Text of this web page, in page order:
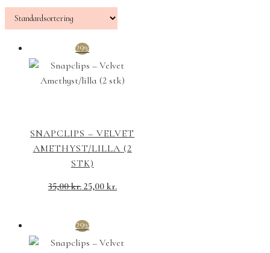
29%
SNAPCLIPS – VELVET
AMETHYST/LILLA (2
STK)
35,00kr. Den
var:
35,00 kr..
25,00 kr.Den
25,00 kr..
29%